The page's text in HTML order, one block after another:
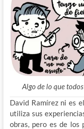
Algo de lo que
David Ramírez ni es
utiliza sus
obras, pero es de los